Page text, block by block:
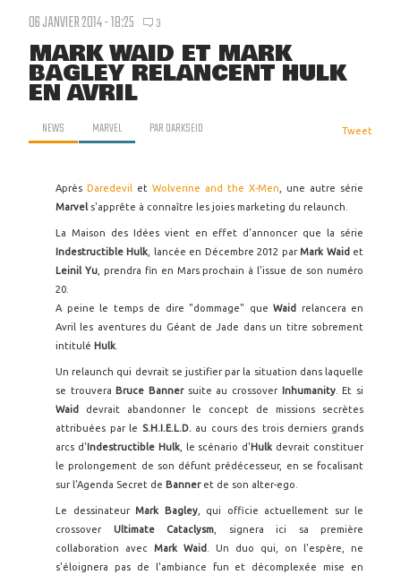
06 JANVIER 2014 - 18:25 3
MARK WAID ET MARK
BAGLEY RELANCENT HULK
EN AVRIL
NEWS MARVEL PARDARKSEID Tweet
Après Daredevil et Wolverine and the X-Men , une autre série
Marvel s'apprête à connaître les joies marketing du relaunch.
La Maison des Idées vient en effet d'annoncer que la série
Indestructible Hulk , lancée en Décembre 2012 parMark Waid et
Leinil Yu, prendra fin en Mars prochain à l'issue de son numéro
20.
A peine le temps de dire "dommage" que Waid
relancera en
Avril les aventures du Géant de Jade dans un titre sobrement
intitulé Hulk
Un relaunch qui devrait se justifier par la situation dans laquelle
se trouvera Bruce Bannersuite au crossover Inhumanity. Et si
Waid
devrait abandonner le concept de missions secrètes
attribuées par le S.H.I.E.L.D. au cours des trois derniers grands
arcs d'Indestructible Hulk, le scénario d'Hulk devrait constituer
le prolongement de son défunt prédécesseur, en se focalisant
sur l'Agenda Secret de Banneret de son alter-ego.
Le dessinateur Mark Bagley, qui officie actuellement sur le
crossover Ultimate Cataclysm , signera ici sa première
collaboration avec Mark Waid
. Un duo qui, on l'espère, ne
s'éloignera pas de l'ambiance fun et décomplexée mise en